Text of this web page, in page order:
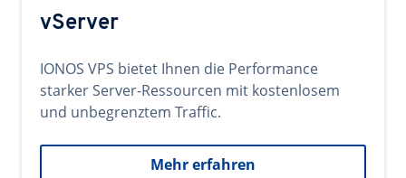
vServer
IONOS VPS bietet Ihnen die Performance
starker Server-Ressourcen mit kostenlosem
und unbegrenztem Traffic.
Mehr erfahren